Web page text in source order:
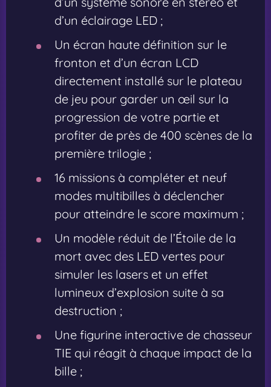
d’un éclairage LED ;
Un écran haute définition sur le
fronton et d’un écran LCD
directement installé sur le plateau
de jeu pour garder un œil sur la
progression de votre partie et
profiter de près de 400 scènes de la
première trilogie ;
16 missions à compléter et neuf
modes multibilles à déclencher
pour atteindre le score maximum ;
Un modèle réduit de l’Étoile de la
mort avec des LED vertes pour
simuler les lasers et un effet
lumineux d’explosion suite à sa
destruction ;
Une figurine interactive de chasseur
TIE qui réagit à chaque impact de la
bille ;